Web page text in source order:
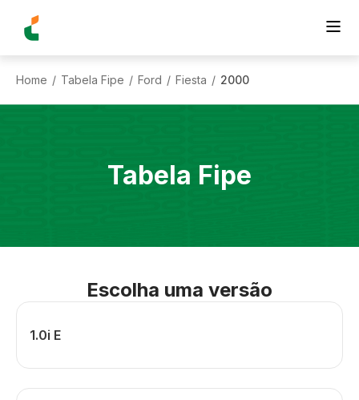
Home / Tabela Fipe / Ford / Fiesta / 2000
Tabela Fipe
Escolha uma versão
1.0i E